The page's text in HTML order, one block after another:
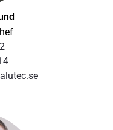
låsning mot
elektriskt
har en